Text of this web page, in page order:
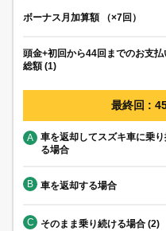
ボーナス月加算額 （×7回）
頭金+初回から44回までのお支払
総額 (1)
最終回 :
A
車を返却してスズキ車に乗り
る場合
B 車を返却する場合
C そのまま乗り続ける場合 (2)